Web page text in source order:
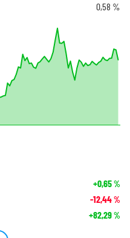
0,58 %
+0,65%
-12,44%
+82,29%